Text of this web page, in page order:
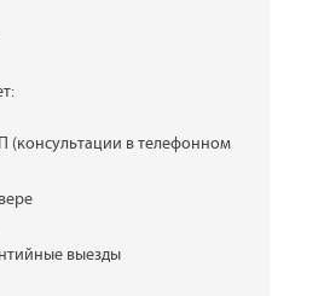
(консультации в телефонном
выезды